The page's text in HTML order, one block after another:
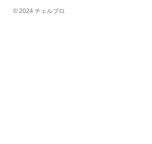
© 2024 チェルブロ.